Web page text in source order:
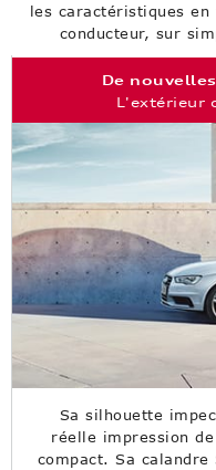
les caractéristiques
conducteur, sur
De
L'extérieur
Sa silhouette
réelle impression
compact. Sa